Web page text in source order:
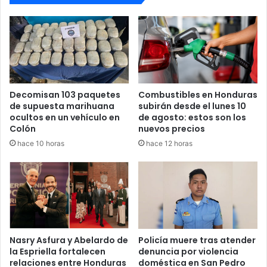
pic.twitter.com/atlOMl3ZkN
— Policía Nacional de Honduras
(@PoliciaHonduras)July 27, 2025
Operación en zona residencial
El arresto se produjo durante patrullajes preventivos en
un sector residencial de San Pedro Sula, donde agentes
policiales detectaron comportamientos sospechosos por
parte de los motociclistas. Al inspeccionar las mochilas,
descubrieron la droga empacada en bolsas plásticas listas
para distribución.
Ambos detenidos fueron remitidos a la Fiscalía
Decomisan 103 paquetes
de supuesta marihuana
ocultos en un vehículo en
Colón
hace 10 horas
Combustibles en Honduras
subirán desde el lunes 10
de agosto: estos son los
nuevos precios
hace 12 horas
Nasry Asfura y Abelardo de
la Espriella fortalecen
relaciones entre Honduras
Policía muere tras atender
denuncia por violencia
doméstica en San Pedro